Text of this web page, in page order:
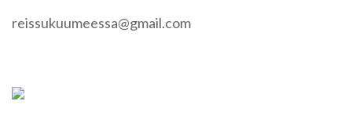
reissukuumeessa@gmail.com